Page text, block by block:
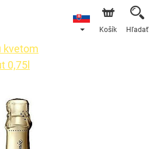
nášho e-shopu.
doručenia je od 11.8.2026 z
Košík Hľadať
kvetom
0,75l